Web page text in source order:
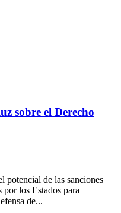
sobre el Derecho
potencial de las sanciones
por los Estados para
de...